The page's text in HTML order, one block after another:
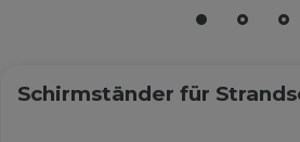
Schirmständer für